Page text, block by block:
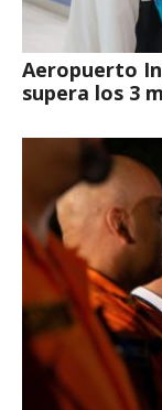
Aeropuerto
supera los 3